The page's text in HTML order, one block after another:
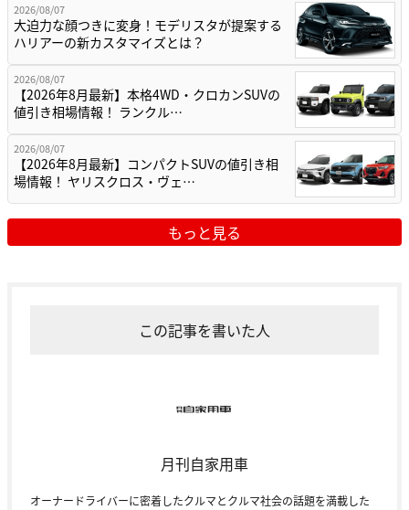
2026/08/07
大迫力な顔つきに変身！モデリスタが提案する
ハリアーの新カスタマイズとは？
2026/08/07
【2026年8月最新】本格4WD・クロカンSUVの
値引き相場情報！ ランクル…
2026/08/07
【2026年8月最新】コンパクトSUVの値引き相
場情報！ ヤリスクロス・ヴェ…
もっと見る
この記事を書いた人
月刊自家用車
オーナードライバーに密着したクルマとクルマ社会の話題を満載した